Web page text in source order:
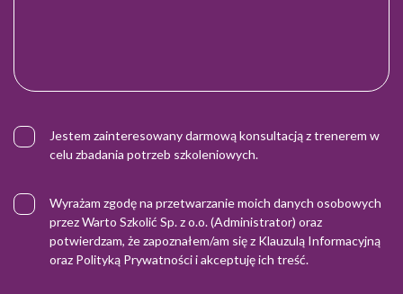
Jestem zainteresowany darmową konsultacją z trenerem w
celu zbadania potrzeb szkoleniowych.
Wyrażam zgodę na przetwarzanie moich danych osobowych
przez Warto Szkolić Sp. z o.o. (Administrator) oraz
potwierdzam, że zapoznałem/am się z Klauzulą Informacyjną
oraz Polityką Prywatnościi akceptuję ich treść.